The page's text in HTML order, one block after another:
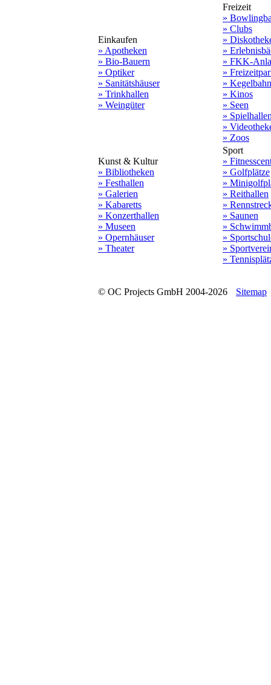
Einkaufen
» Apotheken
» Bio-Bauern
» Optiker
» Sanitätshäuser
» Trinkhallen
» Weingüter
Freizeit
»
» Clubs
»
»
» FKK-
»
»
» Kinos
» Seen
»
»
» Zoos
Kunst & Kultur
» Bibliotheken
» Festhallen
» Galerien
» Kabaretts
» Konzerthallen
» Museen
» Opernhäuser
» Theater
Sport
»
» Golfplätze
»
» Reithallen
»
» Saunen
»
»
»
»
© OC Projects GmbH 2004-2026 Sitemap